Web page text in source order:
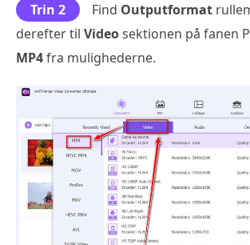
Trin 2 Find Outputformat
derefter til Videosektionen på fanen
MP4fra mulighederne.